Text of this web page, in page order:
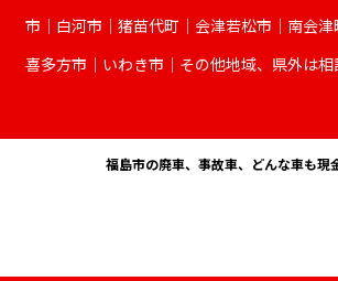
市｜白河市｜猪苗代町｜会津若松市｜南会津
喜多方市｜いわき市｜その他地域、県外は相
福島市の廃車、事故車、どんな車も現